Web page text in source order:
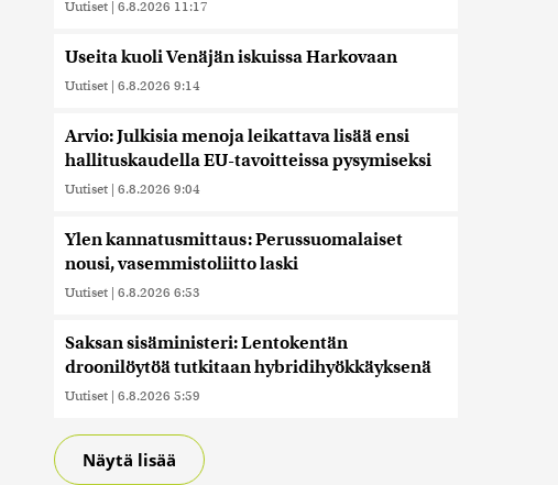
Uutiset | 6.8.2026 11:17
Useita kuoli Venäjän iskuissa Harkovaan
Uutiset | 6.8.2026 9:14
Arvio: Julkisia menoja leikattava lisää ensi
hallituskaudella EU-tavoitteissa pysymiseksi
Uutiset | 6.8.2026 9:04
Ylen kannatusmittaus: Perussuomalaiset
nousi, vasemmistoliitto laski
Uutiset | 6.8.2026 6:53
Saksan sisäministeri: Lentokentän
droonilöytöä tutkitaan hybridihyökkäyksenä
Uutiset | 6.8.2026 5:59
Näytä lisää